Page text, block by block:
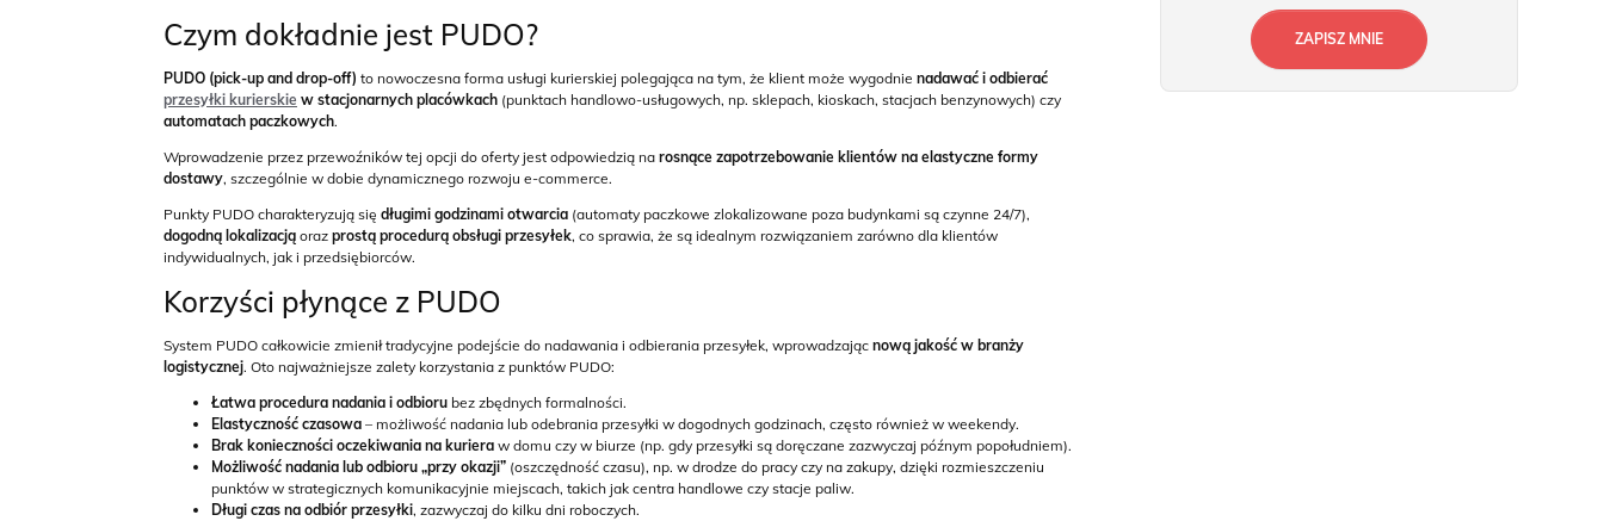
Czym dokładnie jest PUDO?
PUDO (pick-up and drop-off) to nowoczesna forma usługi kurierskiej polegająca na tym, że klient może wygodnie nadawać i odbierać
przesyłki kurierskie w stacjonarnych placówkach (punktach handlowo-usługowych, np. sklepach, kioskach, stacjach benzynowych) czy
automatach paczkowych.
Wprowadzenie przez przewoźników tej opcji do oferty jest odpowiedzią na rosnące zapotrzebowanie klientów na elastyczne formy
dostawy, szczególnie w dobie dynamicznego rozwoju e-commerce.
Punkty PUDO charakteryzują się długimi godzinami otwarcia (automaty paczkowe zlokalizowane poza budynkami są czynne 24/7),
dogodną lokalizacją oraz prostą procedurą obsługi przesyłek, co sprawia, że są idealnym rozwiązaniem zarówno dla klientów
indywidualnych, jak i przedsiębiorców.
Korzyści płynące z PUDO
System PUDO całkowicie zmienił tradycyjne podejście do nadawania i odbierania przesyłek, wprowadzając nową jakość w branży
logistycznej. Oto najważniejsze zalety korzystania z punktów PUDO:
Łatwa procedura nadania i odbioru bez zbędnych formalności.
Elastyczność czasowa – możliwość nadania lub odebrania przesyłki w dogodnych godzinach, często również w weekendy.
Brak konieczności oczekiwania na kuriera w domu czy w biurze (np. gdy przesyłki są doręczane zazwyczaj późnym popołudniem).
Możliwość nadania lub odbioru „przy okazji” (oszczędność czasu), np. w drodze do pracy czy na zakupy, dzięki rozmieszczeniu
punktów w strategicznych komunikacyjnie miejscach, takich jak centra handlowe czy stacje paliw.
Długi czas na odbiór przesyłki, zazwyczaj do kilku dni roboczych.